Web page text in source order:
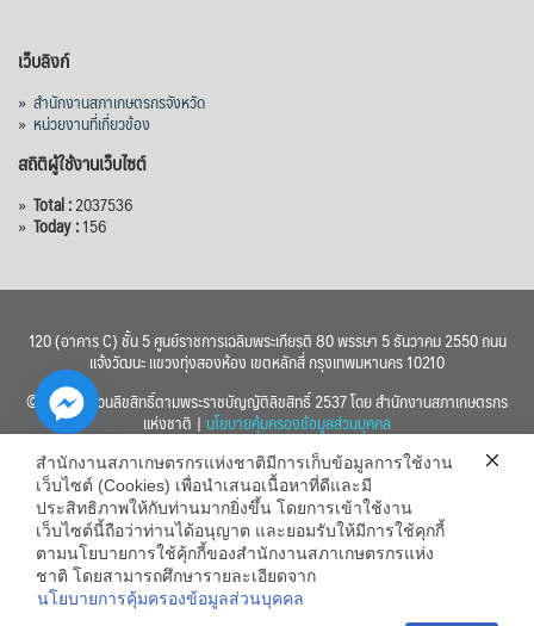
เว็บลิงก์
» สำนักงานสภาเกษตรกรจังหวัด
» หน่วยงานที่เกี่ยวข้อง
สถิติผู้ใช้งานเว็บไซต์
» Total :2037536
» Today :156
120 (อาคาร C) ชั้น 5 ศูนย์ราชการเฉลิมพระเกียรติ 80 พรรษา 5 ธันวาคม 2550 ถนน
แจ้งวัฒนะ แขวงทุ่งสองห้อง เขตหลักสี่ กรุงเทพมหานคร 10210
© 2560 สงวนลิขสิทธิ์ตามพระราชบัญญัติลิขสิทธิ์ 2537 โดย สำนักงานสภาเกษตรกร
แห่งชาติ | นโยบายคุ้มครองข้อมูลส่วนบุคคล
สำนักงานสภาเกษตรกรแห่งชาติมีการเก็บข้อมูลการใช้งาน
เว็บไซต์ (Cookies) เพื่อนำเสนอเนื้อหาที่ดีและมี
ประสิทธิภาพให้กับท่านมากยิ่งขึ้น โดยการเข้าใช้งาน
เว็บไซต์นี้ถือว่าท่านได้อนุญาต และยอมรับให้มีการใช้คุกกี้
ตามนโยบายการใช้คุ้กกี้ของสำนักงานสภาเกษตรกรแห่ง
ชาติ โดยสามารถศึกษารายละเอียดจาก
นโยบายการคุ้มครองข้อมูลส่วนบุคคล
Hide
chaty